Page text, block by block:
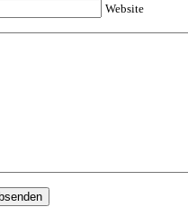
Website